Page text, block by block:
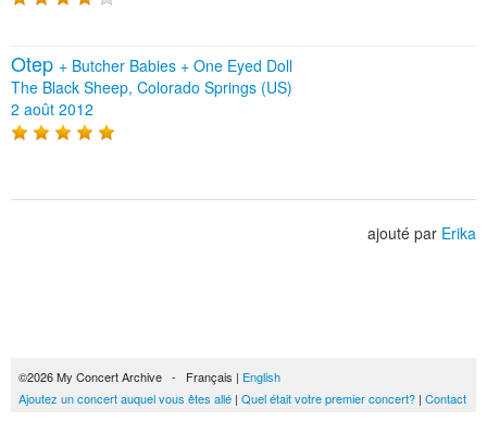
Otep + Butcher Babies + One Eyed Doll
The Black Sheep, Colorado Springs (US)
2 août 2012
ajouté par Erika
©2026 My Concert Archive - Français | English
Ajoutez un concert auquel vous êtes allé | Quel était votre premier concert? | Contact